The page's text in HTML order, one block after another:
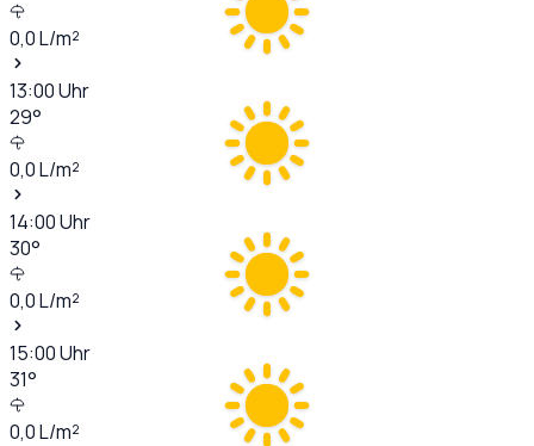
0,0L/m²
13:00Uhr
29°
0,0L/m²
14:00Uhr
30°
0,0L/m²
15:00Uhr
31°
0,0L/m²